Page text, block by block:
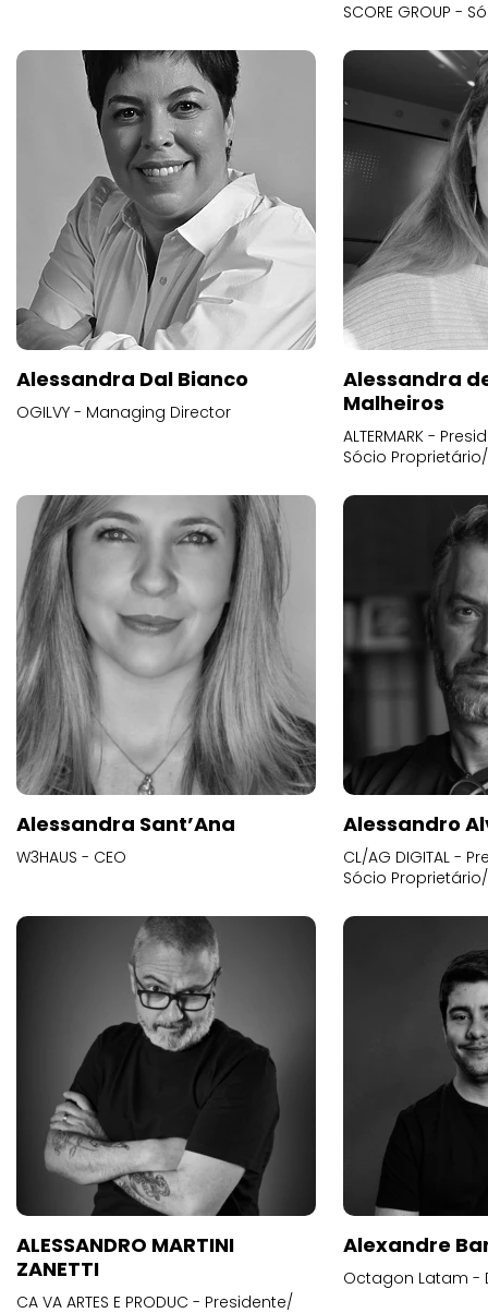
SCORE GROUP -
Alessandra Dal Bianco
OGILVY - Managing Director
Alessandra
Malheiros
ALTERMARK -
Sócio
Alessandra Sant’Ana
W3HAUS - CEO
Alessandro
CL/AG DIGITAL -
Sócio
ALESSANDRO MARTINI
ZANETTI
CA VA ARTES E PRODUC - Presidente/
Alexandre
Octagon Latam -